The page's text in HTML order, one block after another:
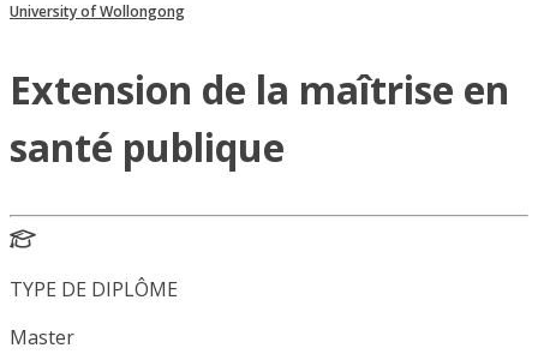
University of Wollongong
Extension de la maîtrise en
santé publique
TYPE DE DIPLÔME
Master